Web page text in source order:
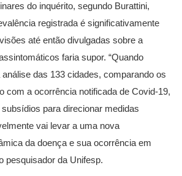
do inquérito, segundo Burattini,
registrada é significativamente
até então divulgadas sobre a
faria supor. “Quando
das 133 cidades, comparando os
com a ocorrência notificada de Covid-19,
para direcionar medidas
vai levar a uma nova
da doença e sua ocorrência em
pesquisador da Unifesp.